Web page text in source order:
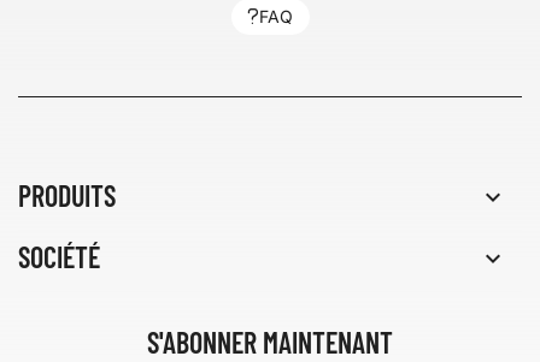
FAQ
PRODUITS 
SOCIÉTÉ 
S'ABONNER MAINTENANT